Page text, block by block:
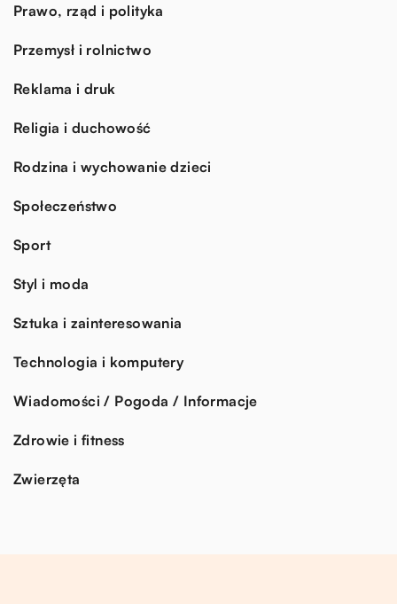
Prawo, rząd i polityka
Przemysł i rolnictwo
Reklama i druk
Religia i duchowość
Rodzina i wychowanie dzieci
Społeczeństwo
Sport
Styl i moda
Sztuka i zainteresowania
Technologia i komputery
Wiadomości / Pogoda / Informacje
Zdrowie i fitness
Zwierzęta